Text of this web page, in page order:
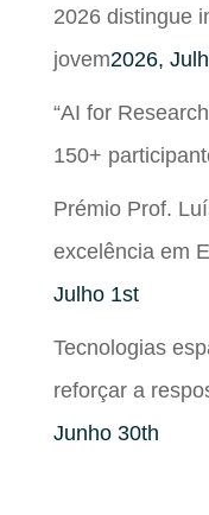
2026 distingue
jovem2026,
“AI for
150+
Prémio Prof.
excelência em
Julho 1st
Tecnologias
reforçar a
Junho 30th